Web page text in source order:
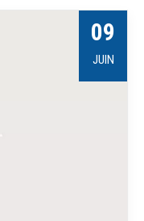
09
JUIN